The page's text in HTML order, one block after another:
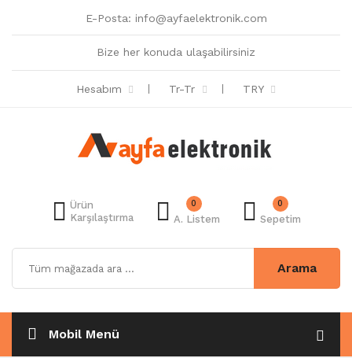
E-Posta: info@ayfaelektronik.com
Bize her konuda ulaşabilirsiniz
Hesabım Tr-Tr TRY
Ürün
Karşılaştırma
A. Listem
0 0
Sepetim
Arama
Mobil Menü